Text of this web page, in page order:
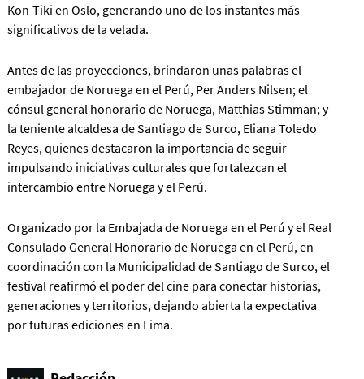
Kon-Tiki en Oslo, generando uno de los instantes más
significativos de la velada.
Antes de las proyecciones, brindaron unas palabras el
embajador de Noruega en el Perú, Per Anders Nilsen; el
cónsul general honorario de Noruega, Matthias Stimman; y
la teniente alcaldesa de Santiago de Surco, Eliana Toledo
Reyes, quienes destacaron la importancia de seguir
impulsando iniciativas culturales que fortalezcan el
intercambio entre Noruega y el Perú.
Organizado por la Embajada de Noruega en el Perú y el Real
Consulado General Honorario de Noruega en el Perú, en
coordinación con la Municipalidad de Santiago de Surco, el
festival reafirmó el poder del cine para conectar historias,
generaciones y territorios, dejando abierta la expectativa
por futuras ediciones en Lima.